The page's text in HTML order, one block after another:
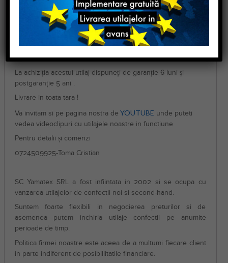
Componenta :mașinade livrează completa
Masina este de calitate superioara, recomandata pentru
toate tipurile de ateliere precum si pentru fabrici cu productii
medii si mari.
La achiziția acestui utilaj dispuneți de garanție 6 luni și
postgaranție 5 ani .
Livrare in toata tara !
Va invitam si pe pagina nostra de YOUTUBE unde puteti
vedea videoclipuri cu utilajele noastre in functiune
Pentru detalii și comenzi
0724509925-Toma Cristian
SC Yamatex SRL a fost infiintata in 2002 si se ocupa cu
vanzarea utilajelor de confectii noi si second-hand.
Suntem foarte flexibili in negocierea preturilor si de
asemenea putem inchiria utilaje confectii pe anumite
perioade de timp.
Politica firmei noastre este aceea de a multumi fiecare client
in parte indiferent de posibillitatile financiare.